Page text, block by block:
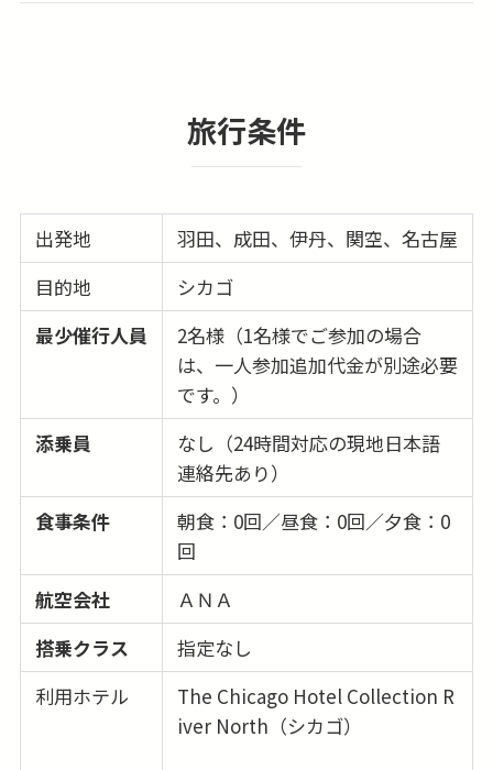
旅行条件
出発地
羽田、成田、伊丹、関空、名古屋
目的地
シカゴ
最少催行人員
2名様（1名様でご参加の場合
は、一人参加追加代金が別途必要
です。）
添乗員
なし（24時間対応の現地日本語
連絡先あり）
食事条件
朝食：0回／昼食：0回／夕食：0
回
航空会社
ＡＮＡ
搭乗クラス
指定なし
利用ホテル
The Chicago Hotel Collection R
iver North（シカゴ）